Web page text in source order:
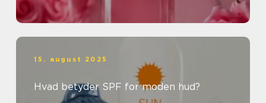
15. august 2025
Hvad betyder SPF for moden hud?